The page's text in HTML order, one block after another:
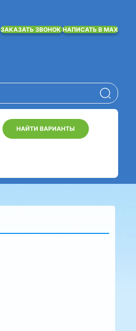
ЗАКАЗАТЬ ЗВОНОКНАПИСАТЬ В MAX
НАЙТИ ВАРИАНТЫ